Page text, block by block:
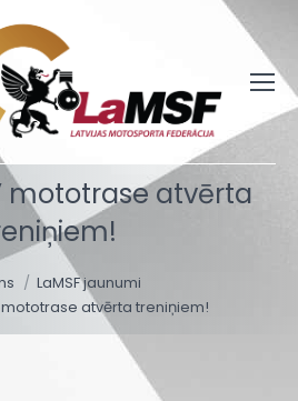
mototrase atvērta
LaMSF jaunumi
mototrase atvērta treniņiem!